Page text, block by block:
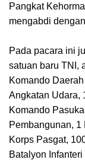
Pangkat
mengabdi
Pada pacara ini
satuan baru TNI,
Komando
Angkatan Udara,
Komando
Pembangunan, 1
Korps Pasgat,
Batalyon